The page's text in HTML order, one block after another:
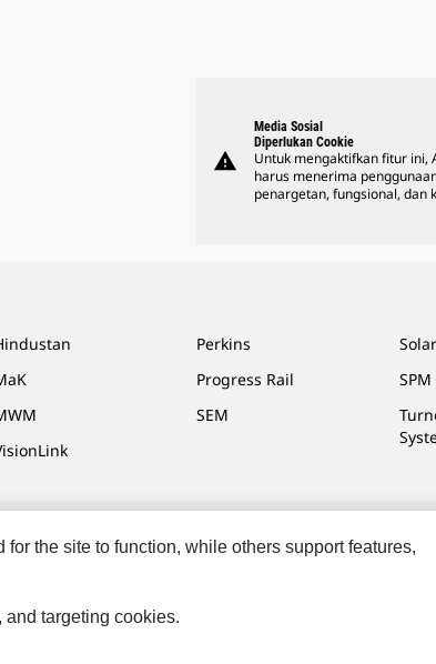
warning
Media Sosial
Diperlukan Cookie
Untuk mengaktifkan fitur ini,
harus menerima
penargetan, fungsional, dan
Perkins
Progress Rail
SEM
Peta Situs Cookie Settings Hukum Privasi
the site to function, while others support features,
and targeting cookies.